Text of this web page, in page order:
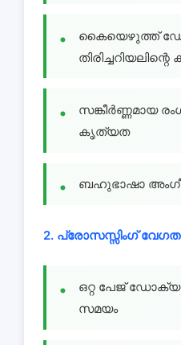
കൈയെഴുത്ത്
സങ്കീർണ്ണമായ
കൃത്യത
ബഹുഭാഷാ
2. പ്രോസസ്സിംഗ് വേഗത
ഒറ്റ പേജ്
സമയം